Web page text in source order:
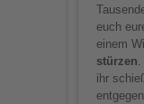
euch
einem
stürzen
ihr